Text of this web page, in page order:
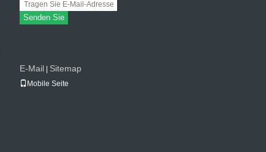
Senden Sie
E-Mail | Sitemap
Mobile Seite